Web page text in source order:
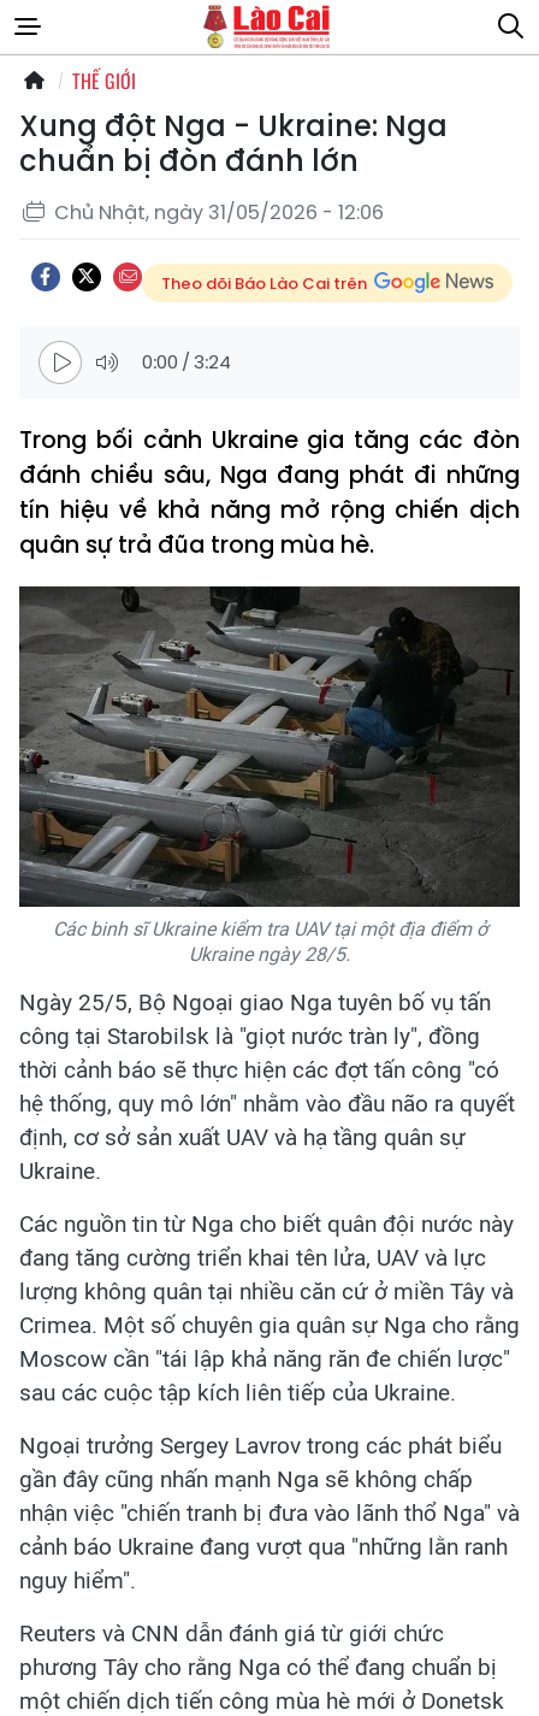
THẾ GIỚI
Xung đột Nga - Ukraine: Nga
chuẩn bị đòn đánh lớn
Chủ Nhật, ngày 31/05/2026 - 12:06
Theo dõi Báo Lào Cai trên
0:00 /3:24
Trong bối cảnh Ukraine gia tăng các đòn
đánh chiều sâu, Nga đang phát đi những
tín hiệu về khả năng mở rộng chiến dịch
quân sự trả đũa trong mùa hè.
Các binh sĩ Ukraine kiểm tra UAV tại một địa điểm ở
Ukraine ngày 28/5.
Ngày 25/5, Bộ Ngoại giao Nga tuyên bố vụ tấn
công tại Starobilsk là "giọt nước tràn ly", đồng
thời cảnh báo sẽ thực hiện các đợt tấn công "có
hệ thống, quy mô lớn" nhằm vào đầu não ra quyết
định, cơ sở sản xuất UAV và hạ tầng quân sự
Ukraine.
Các nguồn tin từ Nga cho biết quân đội nước này
đang tăng cường triển khai tên lửa, UAV và lực
lượng không quân tại nhiều căn cứ ở miền Tây và
Crimea. Một số chuyên gia quân sự Nga cho rằng
Moscow cần "tái lập khả năng răn đe chiến lược"
sau các cuộc tập kích liên tiếp của Ukraine.
Ngoại trưởng Sergey Lavrov trong các phát biểu
gần đây cũng nhấn mạnh Nga sẽ không chấp
nhận việc "chiến tranh bị đưa vào lãnh thổ Nga" và
cảnh báo Ukraine đang vượt qua "những lằn ranh
nguy hiểm".
Reuters và CNN dẫn đánh giá từ giới chức
phương Tây cho rằng Nga có thể đang chuẩn bị
một chiến dịch tiến công mùa hè mới ở Donetsk